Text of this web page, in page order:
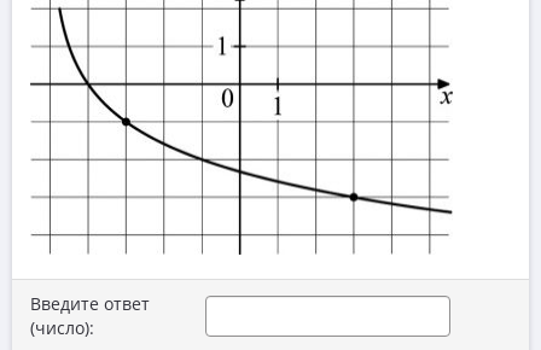
6. Уравнения
7. Нахождение значений выражений
8. Производная
9. Задачи прикладного содержания
11. Графики функций
12. Исследование функций
13. Сложные уравнения
Введите ответ
(число):